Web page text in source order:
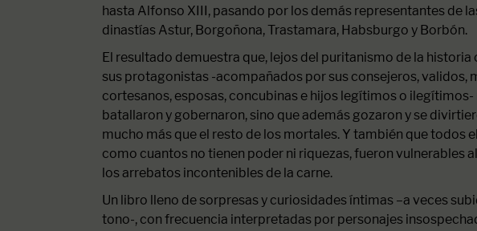
hasta Alfonso XIII, pasando por los demás representantes de
dinastías Astur, Borgoñona, Trastamara, Habsburgo y Borbón.
El resultado demuestra que, lejos del puritanismo de la historia
sus protagonistas -acompañados por sus consejeros, validos,
cortesanos, esposas, concubinas e hijos legítimos o ilegítimos-
batallaron y gobernaron, sino que además gozaron y se
mucho más que el resto de los mortales. Y también que todos
como cuantos no tienen poder ni riquezas, fueron vulnerables
los arrebatos incontenibles de la carne.
Un libro lleno de sorpresas y curiosidades íntimas –a veces
tono-, con frecuencia interpretadas por personajes